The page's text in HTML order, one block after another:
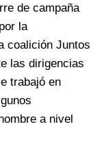
de campaña
la
coalición Juntos
las dirigencias
trabajó en
a nivel